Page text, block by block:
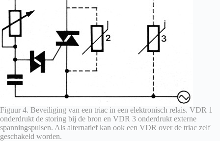
Figuur 4. Beveiliging van een triac in een elektronisch relais. VDR 1
onderdrukt de storing bij de bron en VDR 3 onderdrukt externe
spanningspulsen. Als alternatief kan ook een VDR over de triac zelf
geschakeld worden.